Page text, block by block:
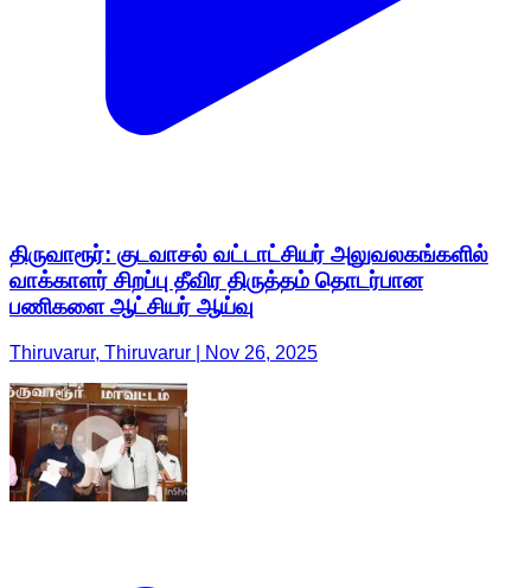
திருவாரூர்: குடவாசல் வட்டாட்சியர் அலுவலகங்களில்
வாக்காளர் சிறப்பு தீவிர திருத்தம் தொடர்பான
பணிகளை ஆட்சியர் ஆய்வு
Thiruvarur, Thiruvarur | Nov 26, 2025